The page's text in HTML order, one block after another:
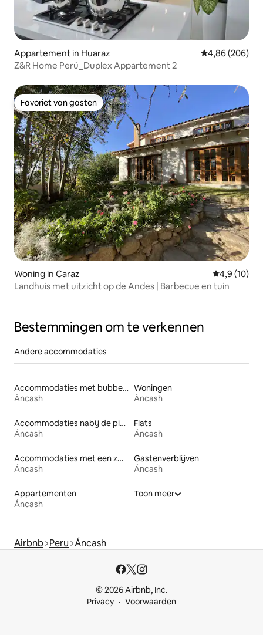
Appartement in Huaraz Gemiddelde
4,86 (206)
Z&R Home Perú_Duplex Appartement 2
Favoriet van gasten
Favoriet van gasten
Woning in Caraz
4,9 (10)
Landhuis met uitzicht op de Andes | Barbecue en tuin
Bestemmingen om te verkennen
Andere accommodaties
Accommodaties met bubbelbad
Áncash
Woningen
Áncash
Accommodaties nabij de piste
Áncash
Flats
Áncash
Accommodaties met een zwembad
Áncash
Gastenverblijven
Áncash
Appartementen
Áncash
Toon meer
Airbnb Peru Áncash
© 2026 Airbnb, Inc.
Privacy
Voorwaarden